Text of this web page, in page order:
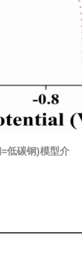
低碳钢)模型介